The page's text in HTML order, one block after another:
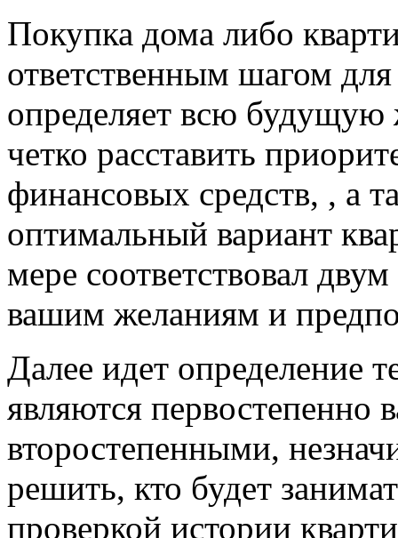
Покупка дома либо
ответственным шагом
определяет всю
четко расставить
финансовых средств, , а
оптимальный вариант
мере соответствовал
вашим желаниям и
Далее идет определение
являются первостепенно
второстепенными,
решить, кто будет
проверкой истории